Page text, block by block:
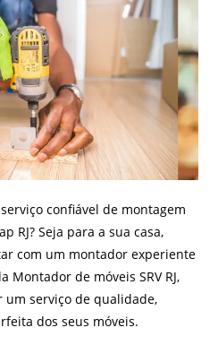
confiável de montagem
RJ? Seja para a sua casa,
com um montador experiente
Montador de móveis SRV RJ,
um serviço de qualidade,
dos seus móveis.